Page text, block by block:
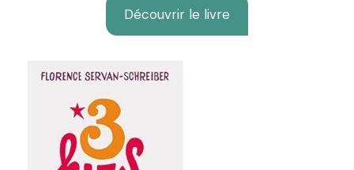
Découvrir le livre